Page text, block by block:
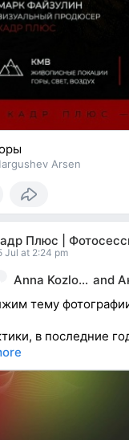
Arsen
Плюс |
Jul at 2:24 pm
Anna Kozlovskaya and
тему
в последние